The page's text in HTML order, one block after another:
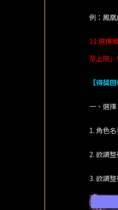
例：鳳
11.選擇
至上限
【得獎
一、選
1. 角色
2. 欲調
3. 欲調